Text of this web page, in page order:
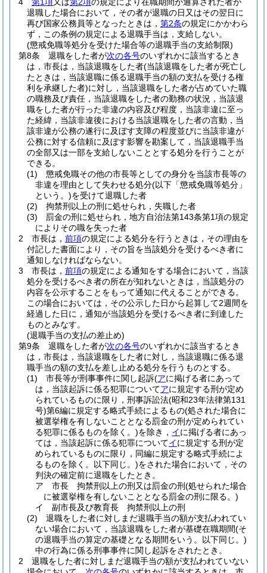
退職した場合において，その者が退職の日又はその翌日に
再び国家公務員等となったときは， 第2条の規定にかかわら
ず，この条例の規定による退職手当は，支給しない。
(懲戒免職等処分を受けた場合等の退職手当の支給制限)
第8条
退職をした者が次の各号のいずれかに該当するとき
は，市長は，当該退職をした者(当該退職をした者が死亡し
たときは，当該退職に係る退職手当の額の支払を受ける権
利を承継した者)に対し，当該退職をした者が占めていた職
の職務及び責任，当該退職をした者の勤務の状況，当該退
職をした者が行った非違の内容及び程度，当該非違に至っ
た経緯，当該非違後における当該退職をした者の言動，当
該非違が公務の遂行に及ぼす支障の程度並びに当該非違が
公務に対する信頼に及ぼす影響を勘案して，当該退職手当
の全部又は一部を支給しないこととする処分を行うことが
できる。
(1)
懲戒免職その他の市長等としての身分を当該市長等の
非違を理由として失わせる処分(以下「懲戒免職等処分」
という。)を受けて退職した者
(2)
拘禁刑以上の刑に処せられ，失職した者
(3)
罰金の刑に処せられ，地方自治法第143条第1項の規定
によりその職を失った者
2
市長は， 前項の規定による処分を行うときは，その理由を
付記した書面により，その旨を当該処分を受けるべき者に
通知しなければならない。
3
市長は， 前項の規定による通知をする場合において，当該
処分を受けるべき者の所在が知れないときは，当該処分の
内容を公示することをもって通知に代えることができる。
この場合においては，その公示した日から起算して2週間を
経過した日に，通知が当該処分を受けるべき者に到達した
ものとみなす。
(退職手当の支払の差止め)
第9条
退職をした者が次の各号のいずれかに該当するとき
は，市長は，当該退職をした者に対し，当該退職に係る退
職手当の額の支払を差し止める処分を行うものとする。
(1)
市長等が刑事事件に関し起訴(アに掲げる者にあって
は，当該起訴に係る犯罪についてアに規定する刑が定め
られているものに限り，刑事訴訟法(昭和23年法律第131
号)第6編に規定する略式手続によるもの(処された場合に
被選挙権を有しないこととなる罰金の刑が定められてい
る犯罪に係るものを除く。)を除き， イに掲げる者にあっ
ては，当該起訴に係る犯罪についてイに規定する刑が定
められているものに限り，同編に規定する略式手続によ
るものを除く。以下同じ。)をされた場合において，その
判決の確定前に退職をしたとき。
ア
市長 拘禁刑以上の刑又は罰金の刑(処せられた場合
に被選挙権を有しないこととなる罰金の刑に限る。)
イ
副市長及び教育長 拘禁刑以上の刑
(2)
退職をした者に対しまだ退職手当の額が支払われてい
ない場合において，当該退職をした者が基礎在職期間(そ
の退職手当の算定の基礎となる期間をいう。以下同じ。)
中の行為に係る刑事事件に関し起訴をされたとき。
2
退職をした者に対しまだ退職手当の額が支払われていない